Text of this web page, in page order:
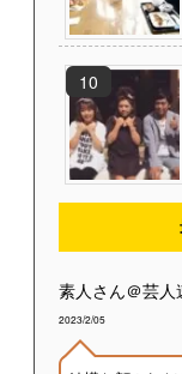
素人さん＠芸人
2023/2/05